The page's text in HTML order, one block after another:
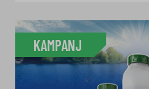
KAMPANJ